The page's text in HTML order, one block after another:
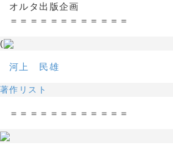
オルタ出版企画
＝＝＝＝＝＝＝＝＝＝＝＝
(
河上 民雄
著作リスト
＝＝＝＝＝＝＝＝＝＝＝＝